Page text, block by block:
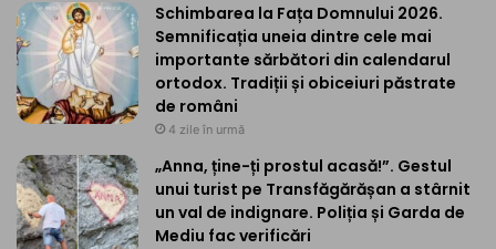
Schimbarea la Fața Domnului 2026.
Semnificația uneia dintre cele mai
importante sărbători din calendarul
ortodox. Tradiții și obiceiuri păstrate
de români
4 zile în urmă
„Anna, ține-ți prostul acasă!”. Gestul
unui turist pe Transfăgărășan a stârnit
un val de indignare. Poliția și Garda de
Mediu fac verificări